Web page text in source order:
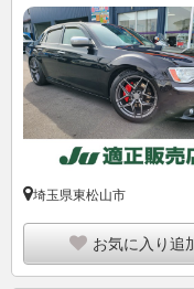
埼玉県東松山市
お気に入り追